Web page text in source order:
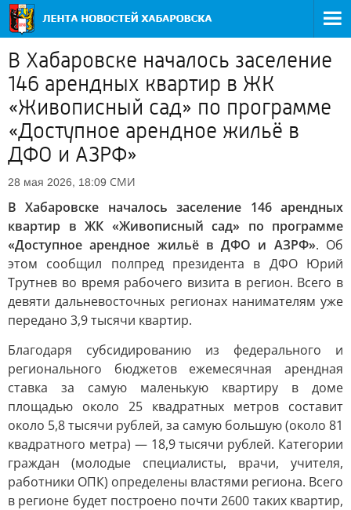
В Хабаровске началось заселение
146 арендных квартир в ЖК
«Живописный сад» по программе
«Доступное арендное жильё в
ДФО и АЗРФ»
28 мая 2026, 18:09 СМИ
В Хабаровске началось заселение 146 арендных
квартир в ЖК «Живописный сад» по программе
«Доступное арендное жильё в ДФО и АЗРФ». Об
этом сообщил полпред президента в ДФО Юрий
Трутнев во время рабочего визита в регион. Всего в
девяти дальневосточных регионах нанимателям уже
передано 3,9 тысячи квартир.
Благодаря субсидированию из федерального и
регионального бюджетов ежемесячная арендная
ставка за самую маленькую квартиру в доме
площадью около 25 квадратных метров составит
около 5,8 тысячи рублей, за самую большую (около 81
квадратного метра) — 18,9 тысячи рублей. Категории
граждан (молодые специалисты, врачи, учителя,
работники ОПК) определены властями региона. Всего
в регионе будет построено почти 2600 таких квартир,